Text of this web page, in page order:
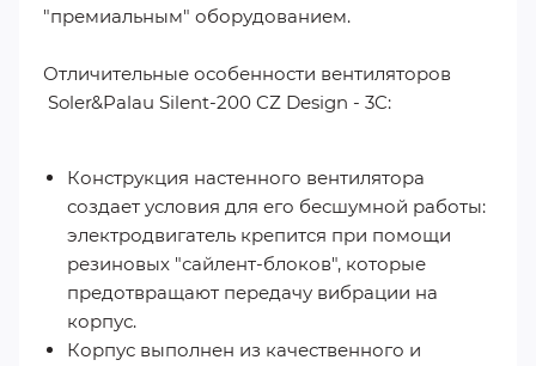
"премиальным" оборудованием.
Отличительные особенности вентиляторов
Soler&Palau Silent-200 CZ Design - 3C:
Конструкция настенного вентилятора
создает условия для его бесшумной работы:
электродвигатель крепится при помощи
резиновых "сайлент-блоков", которые
предотвращают передачу вибрации на
корпус.
Корпус выполнен из качественного и